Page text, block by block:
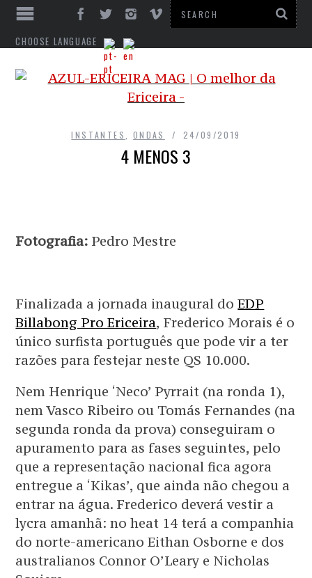
CHOOSE LANGUAGE
INSTANTES ONDAS 24/09/2019
4 MENOS 3
Fotografia: Pedro Mestre
Finalizada a jornada inaugural doEDP
Billabong Pro Ericeira, Frederico Morais é o
único surfista português que pode vir a ter
razões para festejar neste QS 10.000.
Nem Henrique ‘Neco’ Pyrrait (na ronda 1),
nem Vasco Ribeiro ou Tomás Fernandes (na
segunda ronda da prova) conseguiram o
apuramento para as fases seguintes, pelo
que a representação nacional fica agora
entregue a ‘Kikas’, que ainda não chegou a
entrar na água. Frederico deverá vestir a
lycra amanhã: no heat 14 terá a companhia
do norte-americano Eithan Osborne e dos
australianos Connor O’Leary e Nicholas